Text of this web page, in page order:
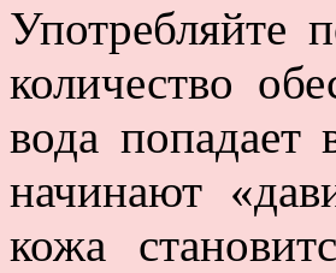
Употребляйте
количество
вода попадает
начинают
кожа